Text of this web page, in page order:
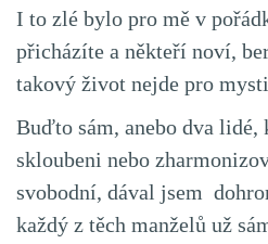
I to zlé bylo pro mě v
přicházíte a někteří noví,
takový život nejde pro
Buďto sám, anebo dva lidé,
skloubeni nebo
svobodní, dával jsem
každý z těch manželů už